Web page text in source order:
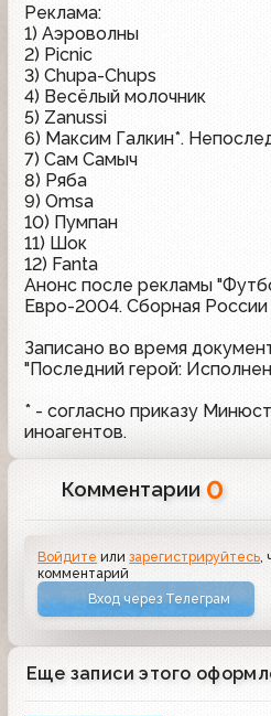
Реклама:
1) Аэроволны
2) Picnic
3) Chupa-Chups
4) Весёлый молочник
5) Zanussi
6) Максим Галкин*.
7) Сам Самыч
8) Ряба
9) Omsa
10) Пумпан
11) Шок
12) Fanta
Анонс после рекламы
Евро-2004. Сборная России
Записано во время
"Последний герой:
* - согласно приказу
иноагентов.
Комментарии 0
Войдите илизарегистрируйтесь
комментарий
Вход через Телеграм
Еще записи этого